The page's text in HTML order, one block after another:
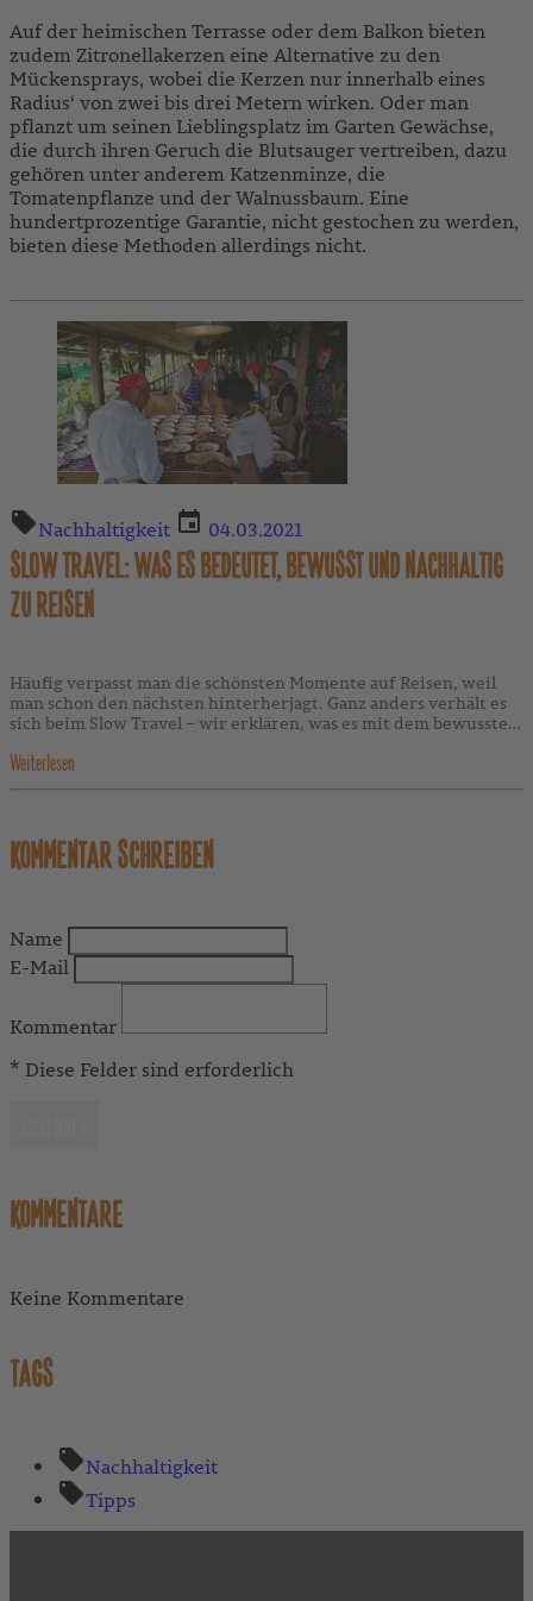
Auf der heimischen Terrasse oder dem Balkon bieten
zudem Zitronellakerzen eine Alternative zu den
Mückensprays, wobei die Kerzen nur innerhalb eines
Radius‘ von zwei bis drei Metern wirken. Oder man
pflanzt um seinen Lieblingsplatz im Garten Gewächse,
die durch ihren Geruch die Blutsauger vertreiben, dazu
gehören unter anderem Katzenminze, die
Tomatenpflanze und der Walnussbaum. Eine
hundertprozentige Garantie, nicht gestochen zu werden,
bieten diese Methoden allerdings nicht.
Nachhaltigkeit 04.03.2021
SLOW TRAVEL: WAS ES BEDEUTET, BEWUSST UND NACHHALTIG
ZU REISEN
Häufig verpasst man die schönsten Momente auf Reisen, weil
man schon den nächsten hinterherjagt. Ganz anders verhält es
sich beim Slow Travel – wir erklären, was es mit dem bewussten
Weiterlesen
KOMMENTAR SCHREIBEN
Name
E-Mail
Kommentar
* Diese Felder sind erforderlich
KOMMENTARE
Keine Kommentare
TAGS
Nachhaltigkeit
Tipps